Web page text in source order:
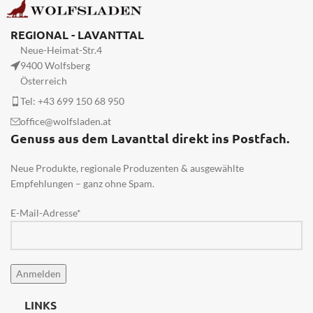
Komposition aus Lavendel,
Weihrauchsorten
REGIONAL - LAVANTTAL
Neue-Heimat-Str.4
9400 Wolfsberg
Österreich
Tel: +43 699 150 68 950
office@wolfsladen.at
Genuss aus dem Lavanttal direkt ins Postfach.
Neue Produkte, regionale Produzenten & ausgewählte
Empfehlungen – ganz ohne Spam.
E-Mail-Adresse*
LINKS